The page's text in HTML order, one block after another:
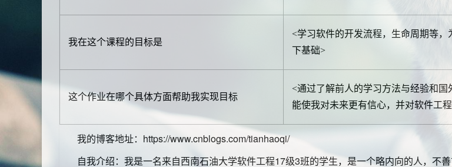
我在这个课程的目标是
<学习软件的开发流程，生命周期等
下基础>
这个作业在哪个具体方面帮助我实现目标
<通过了解前人的学习方法与经验和国
能使我对未来更有信心，并对软件工
我的博客地址：https://www.cnblogs.com/tianhaoqi/
自我介绍：我是一名来自西南石油大学软件工程17级3班的学生，是一个略内向的人，不善